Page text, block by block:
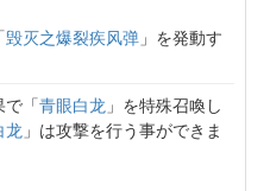
毁灭之爆裂疾风弹 」を発動す
で「青眼白龙 」を特殊召喚し
龙 」は攻撃を行う事ができま